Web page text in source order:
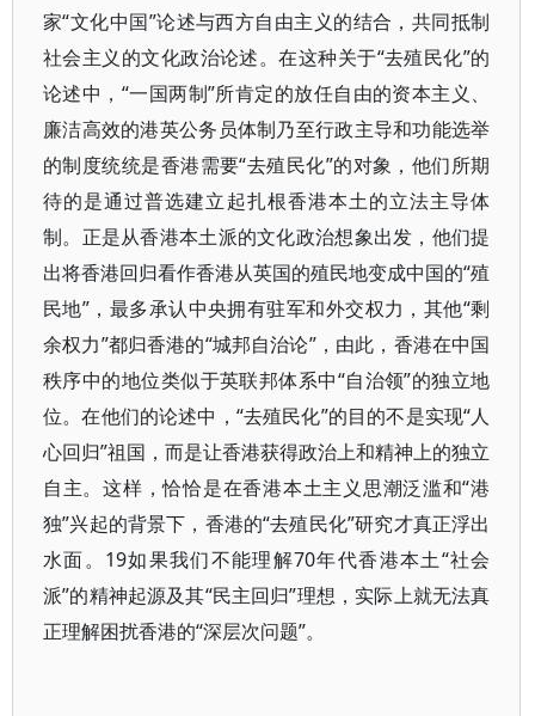
家“文化中国”论述与西方自由主义的结合，共同抵制
社会主义的文化政治论述。在这种关于“去殖民化”的
论述中，“一国两制”所肯定的放任自由的资本主义、
廉洁高效的港英公务员体制乃至行政主导和功能选举
的制度统统是香港需要“去殖民化”的对象，他们所期
待的是通过普选建立起扎根香港本土的立法主导体
制。正是从香港本土派的文化政治想象出发，他们提
出将香港回归看作香港从英国的殖民地变成中国的“殖
民地”，最多承认中央拥有驻军和外交权力，其他“剩
余权力”都归香港的“城邦自治论”，由此，香港在中国
秩序中的地位类似于英联邦体系中“自治领”的独立地
位。在他们的论述中，“去殖民化”的目的不是实现“人
心回归”祖国，而是让香港获得政治上和精神上的独立
自主。这样，恰恰是在香港本土主义思潮泛滥和“港
独”兴起的背景下，香港的“去殖民化”研究才真正浮出
水面。19如果我们不能理解70年代香港本土“社会
派”的精神起源及其“民主回归”理想，实际上就无法真
正理解困扰香港的“深层次问题”。